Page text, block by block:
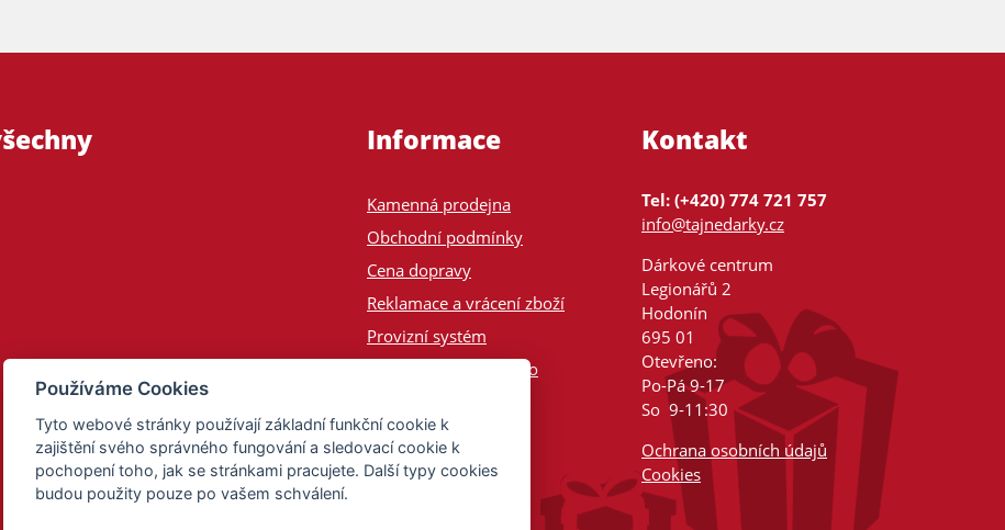
Informace
Kamenná prodejna
Obchodní podmínky
Cena dopravy
Reklamace a vrácení zboží
Provizní systém
Odeslání na Slovensko
Kontakt
Tel: (+420) 774 721 757
info@tajnedarky.cz
Dárkové centrum
Legionářů 2
Hodonín
695 01
Otevřeno:
Po-Pá 9-17
So 9-11:30
Ochrana osobních údajů
Cookies
Používáme Cookies
Tyto webové stránky používají základní funkční cookie k
zajištění svého správného fungování a sledovací cookie k
pochopení toho, jak se stránkami pracujete. Další typy cookies
budou použity pouze po vašem schválení.